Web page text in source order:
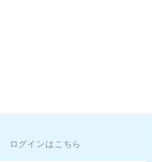
ログインはこちら